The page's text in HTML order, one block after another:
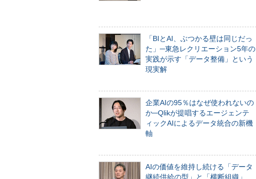
「BIとAI、ぶつかる壁は同じだっ
た」─東急レクリエーション5年の
実践が示す「データ整備」という
現実解
企業AIの95％はなぜ使われないの
か─Qlikが提唱するエージェンテ
ィックAIによるデータ統合の新機
軸
AIの価値を維持し続ける「データ
継続供給の型」と「横断組織」